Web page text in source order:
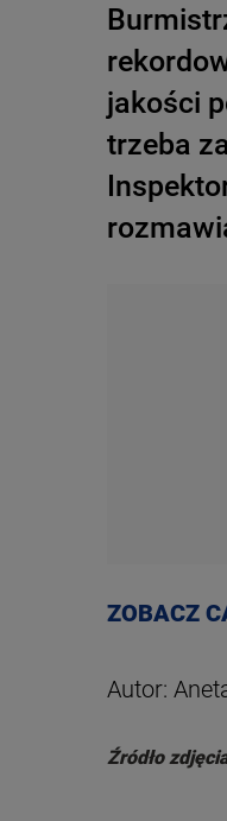
jakości
trzeba
ZOBACZ
Autor:
Źródło